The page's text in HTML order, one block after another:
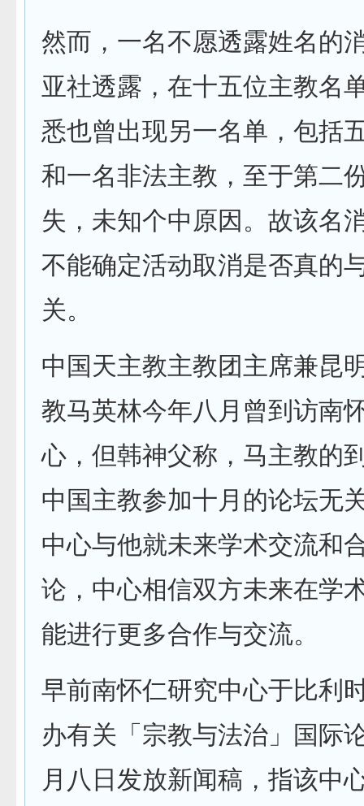
然而，一名不愿透露姓名的
亚社透露，在十五位主教名
悉也曾出现另一名单，包括
和一名非法主教，至于第二
失，未知个中原因。故该名
不能确定活动取消是否真的
关。
中国天主教主教团主席兼昆
教马英林今年八月曾到访南
心，但韩神父称，马主教的
中国主教参加十月的论坛无
中心与他就未来学术交流和
论，中心相信双方未来在学
能进行更多合作与交流。
早前南怀仁研究中心于比利
办有关「宗教与法治」国际
月八日发放新闻稿，指该中